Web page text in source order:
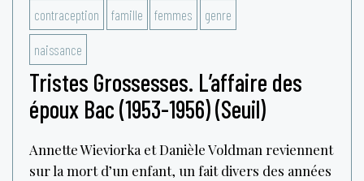
contraception famille femmes genre
naissance
Tristes Grossesses. L’affaire des
époux Bac (1953-1956) (Seuil)
Annette Wieviorka et Danièle Voldman reviennent
sur la mort d’un enfant, un fait divers des années